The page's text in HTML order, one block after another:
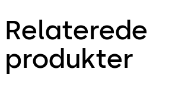
Relaterede
produkter